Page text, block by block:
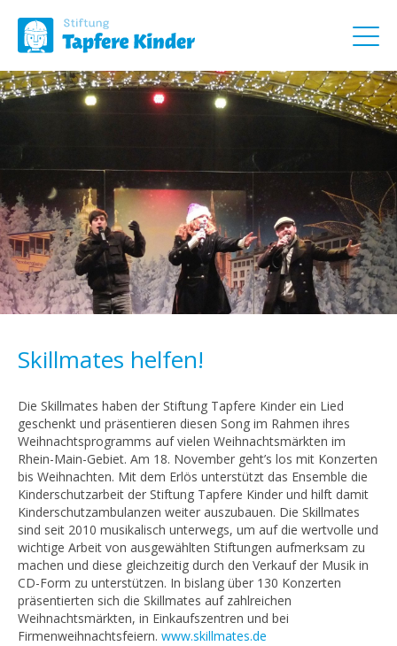
Skillmates helfen!
Die Skillmates haben der Stiftung Tapfere Kinder ein Lied
geschenkt und präsentieren diesen Song im Rahmen ihres
Weihnachtsprogramms auf vielen Weihnachtsmärkten im
Rhein-Main-Gebiet. Am 18. November geht’s los mit Konzerten
bis Weihnachten. Mit dem Erlös unterstützt das Ensemble die
Kinderschutzarbeit der Stiftung Tapfere Kinder und hilft damit
Kinderschutzambulanzen weiter auszubauen. Die Skillmates
sind seit 2010 musikalisch unterwegs, um auf die wertvolle und
wichtige Arbeit von ausgewählten Stiftungen aufmerksam zu
machen und diese gleichzeitig durch den Verkauf der Musik in
CD-Form zu unterstützen. In bislang über 130 Konzerten
präsentierten sich die Skillmates auf zahlreichen
Weihnachtsmärkten, in Einkaufszentren und bei
Firmenweihnachtsfeiern. www.skillmates.de